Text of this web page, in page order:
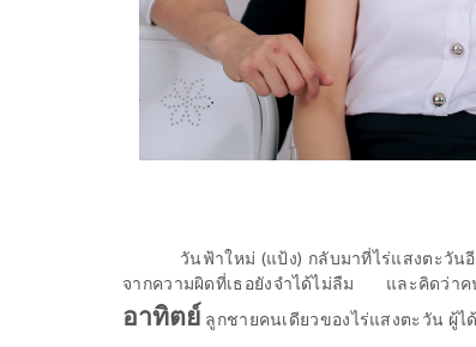
วันฟ้าใหม่ (แป้ง) กลับมาที่ไร่แสงตะวัน
จากความผิดที่เธอยังจำได้ไม่ลืม และคิดว่า
อาทิตย์ ลูกชายคนเดียวของไร่แสงตะวัน ผู้ไ